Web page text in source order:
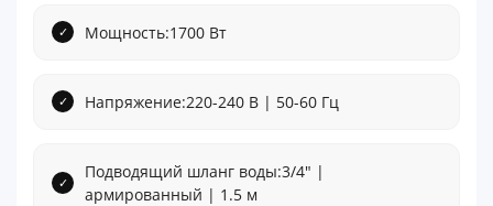
Мощность:1700 Вт
Напряжение:220-240 В | 50-60 Гц
Подводящий шланг воды:3/4" |
армированный | 1.5 м